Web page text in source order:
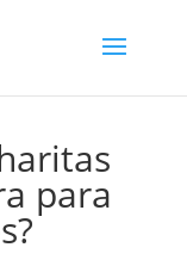
para